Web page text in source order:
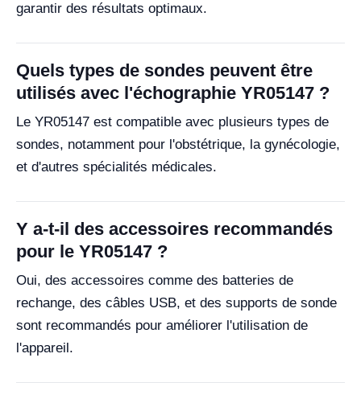
garantir des résultats optimaux.
Quels types de sondes peuvent être
utilisés avec l'échographie YR05147 ?
Le YR05147 est compatible avec plusieurs types de
sondes, notamment pour l'obstétrique, la gynécologie,
et d'autres spécialités médicales.
Y a-t-il des accessoires recommandés
pour le YR05147 ?
Oui, des accessoires comme des batteries de
rechange, des câbles USB, et des supports de sonde
sont recommandés pour améliorer l'utilisation de
l'appareil.